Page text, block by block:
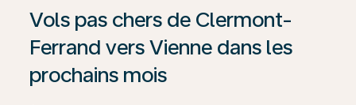
Vols pas chers de Clermont-
Ferrand vers Vienne dans les
prochains mois
Si aucun résultat n’est disponible, cliquez sur «